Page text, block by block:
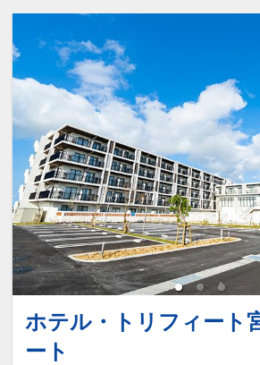
完備。繁華街も徒歩圏
に最適なホテル。最上
ンビュー大浴場あり！
【アクセス】宮古空港
分、下地島空港より車
【送迎】なし
【駐車場料金】1泊1台
【チェックイン・アウ
00/11：00
【宿泊特典】
■ダイビング機材洗い
で利用可
ホテル・トリフィート
ート